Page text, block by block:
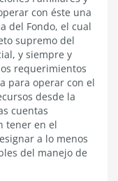
con éste una
del Fondo, el cual
supremo del
y siempre y
requerimientos
para operar con el
desde la
cuentas
tener en el
a lo menos
del manejo de